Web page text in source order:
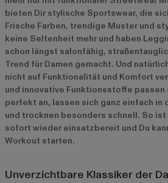
bieten Dir stylische Sportswear, die
Frische Farben, trendige Muster und
keine Seltenheit mehr und haben
schon längst salonfähig,
Trend für Damen gemacht. Und
nicht auf Funktionalität und Komfort
und innovative Funktionsstoffe passen
perfekt an, lassen sich ganz einfach in
und trocknen besonders schnell. So
sofort wieder einsatzbereit und Du
Workout starten.
Unverzichtbare Klassiker der